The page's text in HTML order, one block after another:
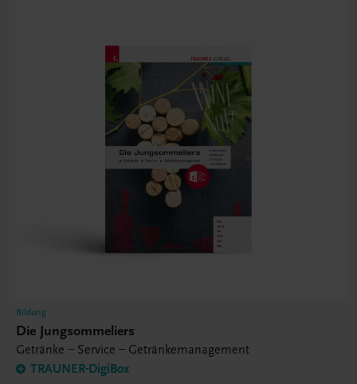
Bildung
Die Jungsommeliers
Getränke – Service – Getränkemanagement
TRAUNER-DigiBox